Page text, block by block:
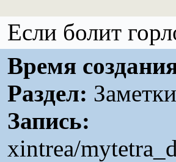
Если болит
Время
Раздел:
Запись:
xintrea/